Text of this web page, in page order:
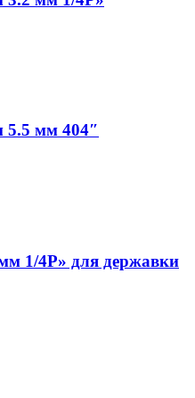
5.5 мм 404″
1/4Р» для державки